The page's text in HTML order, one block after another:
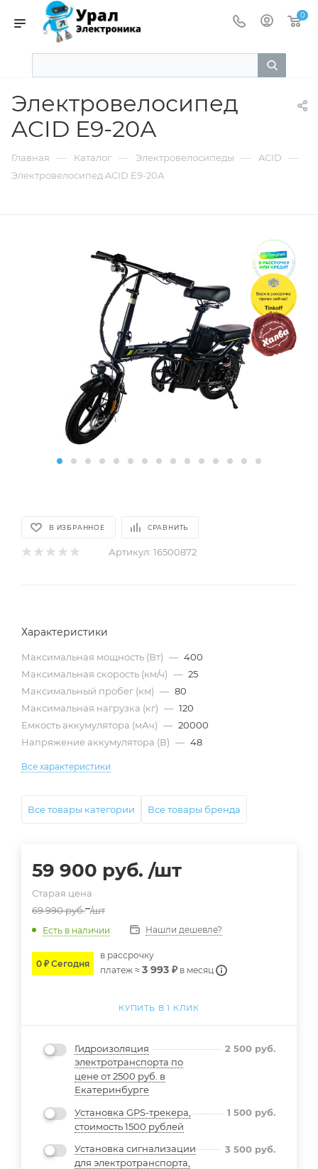
0
Электровелосипед
ACID E9-20А
Главная — Каталог — Электровелосипеды — ACID —
Электровелосипед ACID E9-20А
В ИЗБРАННОЕ СРАВНИТЬ
Артикул: 16500872
Характеристики
Максимальная мощность (Вт) — 400
Максимальная скорость (км/ч) — 25
Максимальный пробег (км) — 80
Максимальная нагрузка (кг) — 120
Емкость аккумулятора (мАч) — 20000
Напряжение аккумулятора (В) — 48
Все характеристики
Все товары категории Все товары бренда
59 900 руб. /шт
Старая цена
69 990руб. /шт
Есть в наличии Нашли дешевле?
0 ₽ Сегодня
в расcрочку
платеж ≈ 3 993 ₽ в месяц
КУПИТЬ В 1 КЛИК
Гидроизоляция
электротранспорта по
цене от 2500 руб. в
Екатеринбурге
2 500 руб.
Установка GPS-трекера,
стоимость 1500 рублей
1 500 руб.
Установка сигнализации
для электротранспорта,
3 500 руб.